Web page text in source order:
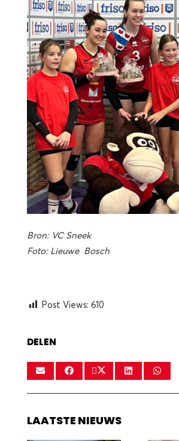
Bron: VC Sneek
Foto: Lieuwe Bosch
Post Views: 610
DELEN
LAATSTE NIEUWS